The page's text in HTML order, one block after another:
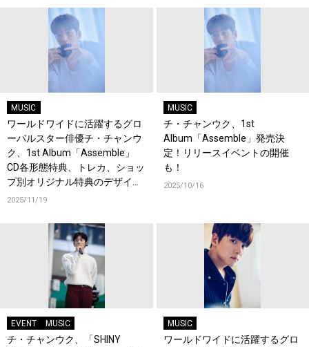
MUSIC
ワールドワイドに活躍するグロ
ーバルスター俳優チ・チャンウ
ク、1st Album「Assemble」
CD各形態特典、トレカ、ショッ
プ別オリジナル特典のデザイン
を公開！
2025/11/19
MUSIC
チ・チャンウク、1st
Album「Assemble」発売決
定！リリースイベントの開催
も！
2025/10/16
EVENT MUSIC
チ・チャンウク、「SHINY
MUSIC
ワールドワイドに活躍するグロ